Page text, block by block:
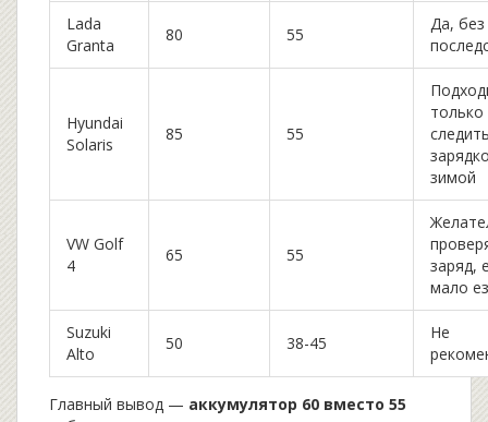
Lada
Granta
80 55
Да, без
Hyundai
Solaris
85 55
только
зимой
VW Golf
4
65 55
заряд,
мало
Suzuki
Alto
50 38-45
Не
Главный вывод — аккумулятор 60 вместо 55